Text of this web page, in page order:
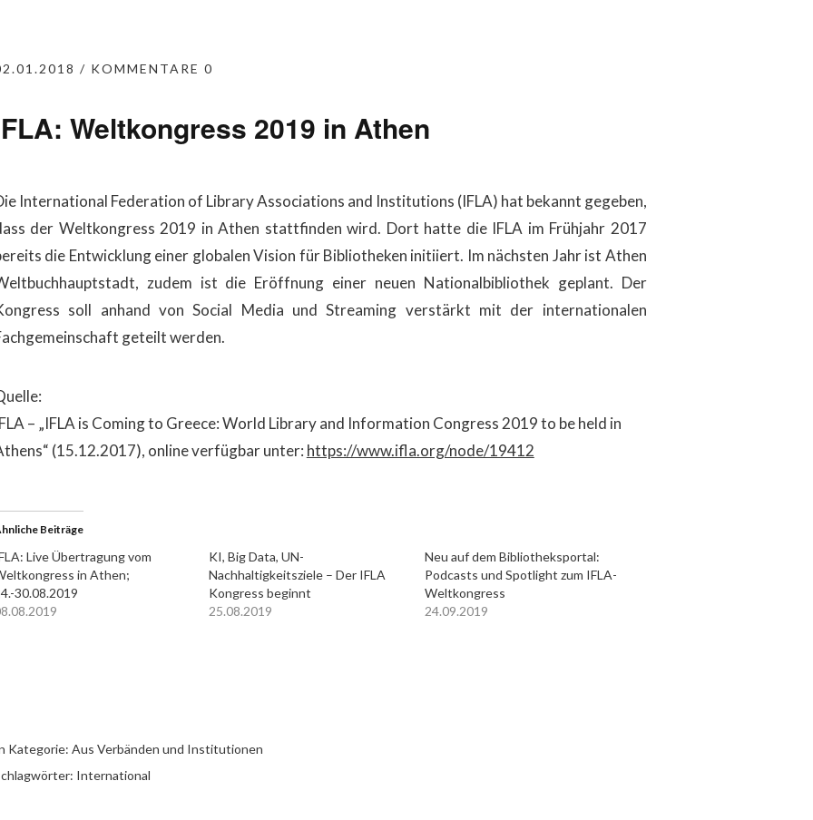
KOMMENTARE 0
Weltkongress 2019 in Athen
International Federation of Library Associations and Institutions (IFLA) hat bekannt gegeben,
der Weltkongress 2019 in Athen stattfinden wird. Dort hatte die IFLA im Frühjahr 2017
die Entwicklung einer globalen Vision für Bibliotheken initiiert. Im nächsten Jahr ist Athen
zudem ist die Eröffnung einer neuen Nationalbibliothek geplant. Der
soll anhand von Social Media und Streaming verstärkt mit der internationalen
geteilt werden.
– „IFLA is Coming to Greece: World Library and Information Congress 2019 to be held in
(15.12.2017), online verfügbar unter: https://www.ifla.org/node/19412
Beiträge
Live Übertragung vom
in Athen;
30.08.2019
KI, Big Data, UN-
Nachhaltigkeitsziele – Der IFLA
Kongress beginnt
25.08.2019
Neu auf dem Bibliotheksportal:
Podcasts und Spotlight zum IFLA-
Weltkongress
24.09.2019
Kategorie: Aus Verbänden und Institutionen
International